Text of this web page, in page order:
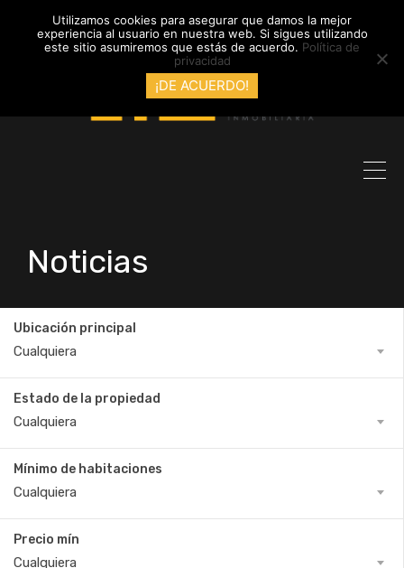
info@inmobiliariadyl.com
Noticias
Ubicación principal
Cualquiera
Estado de la propiedad
Cualquiera
Mínimo de habitaciones
Cualquiera
Precio mín
Cualquiera
Utilizamos cookies para asegurar que damos la mejor
experiencia al usuario en nuestra web. Si sigues utilizando
este sitio asumiremos que estás de acuerdo. Política de
privacidad
¡DE ACUERDO!